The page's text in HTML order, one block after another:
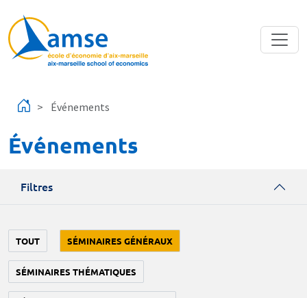
Événements
Événements
Filtres
TOUT SÉMINAIRES GÉNÉRAUX
SÉMINAIRES THÉMATIQUES